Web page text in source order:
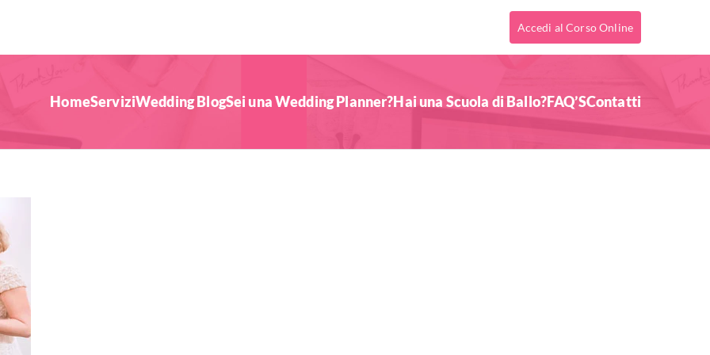
Accedi al Corso Online
HomeServiziWedding BlogSei una Wedding Planner?Hai una Scuola di Ballo?FAQ’SContatti